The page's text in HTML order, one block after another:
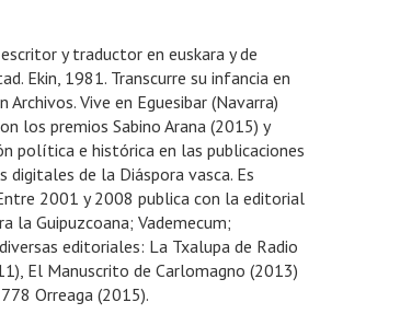
y traductor en euskara y de
Ekin, 1981. Transcurre su infancia en
Vive en Eguesibar (Navarra)
los premios Sabino Arana (2015) y
política e histórica en las publicaciones
de la Diáspora vasca. Es
2001 y 2008 publica con la editorial
Guipuzcoana; Vademecum;
editoriales: La Txalupa de Radio
El Manuscrito de Carlomagno (2013)
Orreaga (2015).